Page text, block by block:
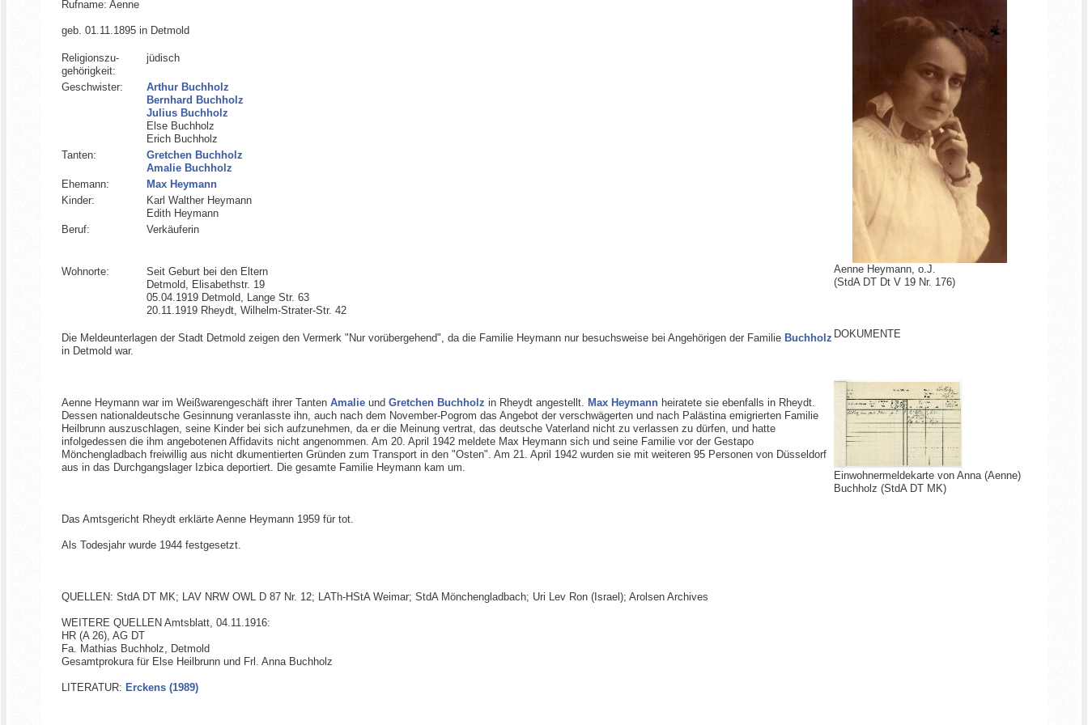
Rufname: Aenne
geb. 01.11.1895 in Detmold
Religionszu­
gehörigkeit:
jüdisch
Geschwister:
Arthur Buchholz
Bernhard Buchholz
Julius Buchholz
Else Buchholz
Erich Buchholz
Tanten:
Gretchen Buchholz
Amalie Buchholz
Ehemann:
Max Heymann
Kinder:
Karl Walther Heymann
Edith Heymann
Beruf:
Verkäuferin
Wohnorte:
Seit Geburt bei den Eltern
Detmold, Elisabethstr. 19
05.04.1919 Detmold, Lange Str. 63
20.11.1919 Rheydt, Wilhelm-Strater-Str. 42
Die Meldeunterlagen der Stadt Detmold zeigen den Vermerk "Nur vorübergehend", da die Familie Heymann nur besuchsweise bei Angehörigen der Familie Buchholz
in Detmold war.
Aenne Heymann war im Weißwarengeschäft ihrer Tanten Amalieund Gretchen Buchholz in Rheydt angestellt. Max Heymannheiratete sie ebenfalls in Rheydt.
Dessen nationaldeutsche Gesinnung veranlasste ihn, auch nach dem November-Pogrom das Angebot der verschwägerten und nach Palästina emigrierten Familie
Heilbrunn auszuschlagen, seine Kinder bei sich aufzunehmen, da er die Meinung vertrat, das deutsche Vaterland nicht zu verlassen zu dürfen, und hatte
infolgedessen die ihm angebotenen Affidavits nicht angenommen. Am 20. April 1942 meldete Max Heymann sich und seine Familie vor der Gestapo
Mönchengladbach freiwillig aus nicht dkumentierten Gründen zum Transport in den "Osten". Am 21. April 1942 wurden sie mit weiteren 95 Personen von Düsseldorf
aus in das Durchgangslager Izbica deportiert. Die gesamte Familie Heymann kam um.
Das Amtsgericht Rheydt erklärte Aenne Heymann 1959 für tot.
Als Todesjahr wurde 1944 festgesetzt.
QUELLEN: StdA DT MK; LAV NRW OWL D 87 Nr. 12; LATh-HStA Weimar; StdA Mönchengladbach; Uri Lev Ron (Israel); Arolsen Archives
WEITERE QUELLEN Amtsblatt, 04.11.1916:
HR (A 26), AG DT
Fa. Mathias Buchholz, Detmold
Gesamtprokura für Else Heilbrunn und Frl. Anna Buchholz
LITERATUR: Erckens (1989)
Aenne Heymann, o.J.
(StdA DT Dt V 19 Nr. 176)
DOKUMENTE
Einwohnermeldekarte von Anna (Aenne)
Buchholz (StdA DT MK)